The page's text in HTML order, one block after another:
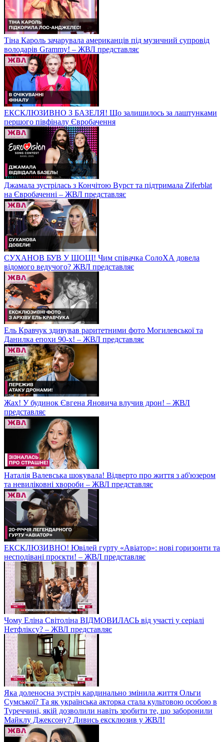
Тіна Кароль зачарувала американців під музичний супровід
володарів Grammy! – ЖВЛ представляє
ЕКСКЛЮЗИВНО З БАЗЕЛЯ! Що залишилось за лаштунками
першого півфіналу Євробачення
Джамала зустрілась з Кончітою Вурст та підтримала Ziferblat
на Євробаченні – ЖВЛ представляє
СУХАНОВ БУВ У ШОЦІ! Чим співачка СолоХА довела
відомого ведучого? ЖВЛ представляє
Ель Кравчук здивував раритетними фото Могилевської та
Данилка епохи 90-х! – ЖВЛ представляє
Жах! У будинок Євгена Яновича влучив дрон! – ЖВЛ
представляє
Наталія Валевська шокувала! Відверто про життя з аб'юзером
та невиліковні хвороби – ЖВЛ представляє
ЕКСКЛЮЗИВНО! Ювілей гурту «Авіатор»: нові горизонти та
несподівані проєкти! – ЖВЛ представляє
Чому Еліна Світоліна ВІДМОВИЛАСЬ від участі у серіалі
Нетфліксу? – ЖВЛ представляє
Яка доленосна зустріч кардинально змінила життя Ольги
Сумської? Та як українська акторка стала культовою особою в
Туреччині, якій дозволили навіть зробити те, що заборонили
Майклу Джексону? Дивись ексклюзив у ЖВЛ!